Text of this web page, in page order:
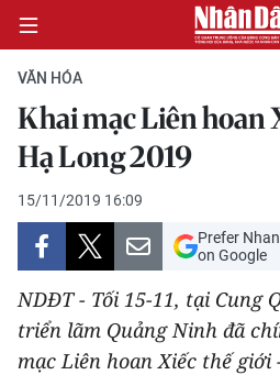
CHÍNH TRỊ
KINH TẾ
VĂN HÓA
XÃ HỘI
PHÁP LUẬT
VĂN HÓA
Khai mạc Liên hoan
Hạ Long 2019
15/11/2019 16:09
Prefer
on Google
NDĐT - Tối 15-11, tại Cung
triển lãm Quảng Ninh đã
mạc Liên hoan Xiếc thế giới